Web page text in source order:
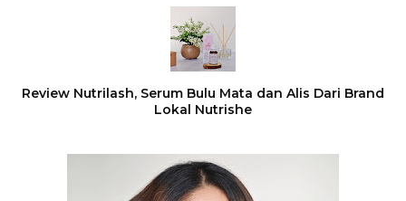
Review Nutrilash, Serum Bulu Mata dan Alis Dari Brand
Lokal Nutrishe